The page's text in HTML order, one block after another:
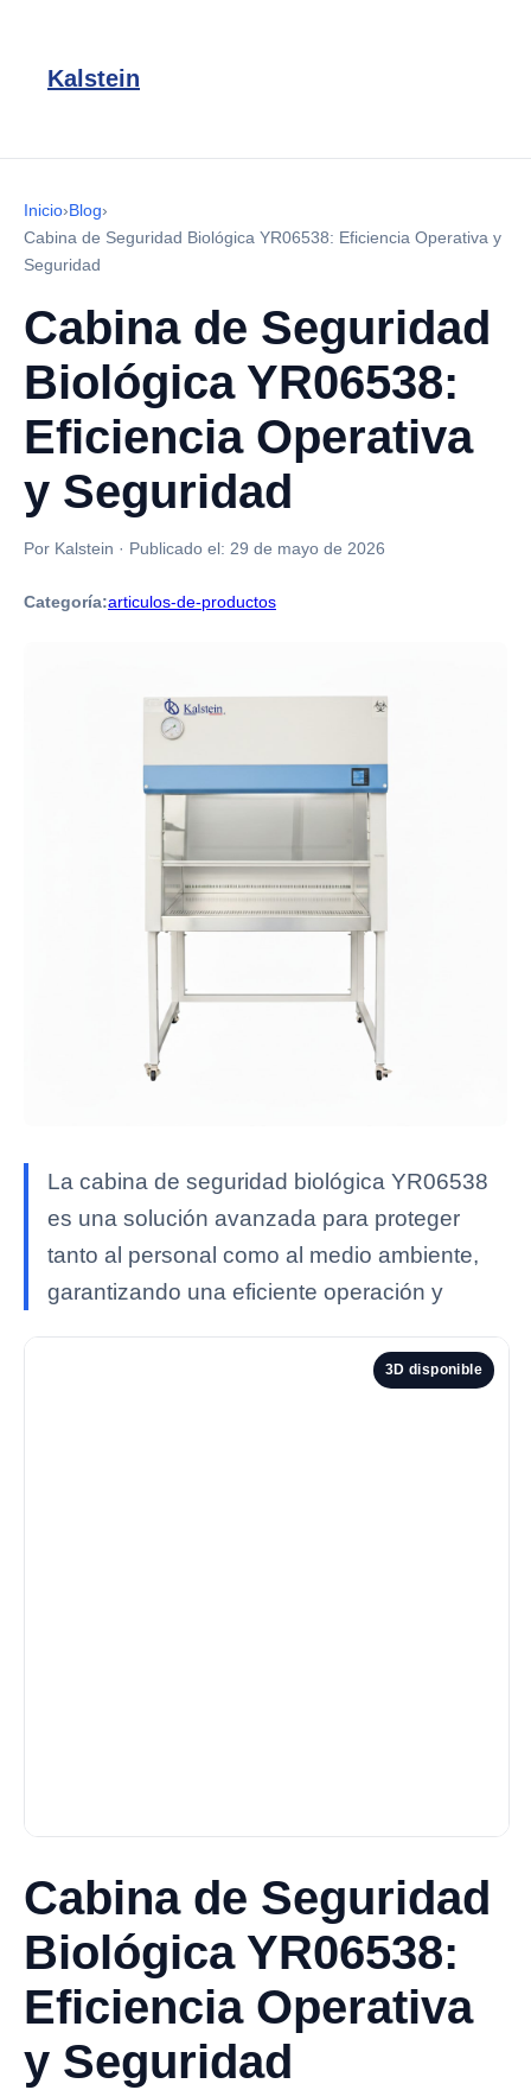
Kalstein
Inicio›Blog›
Cabina de Seguridad Biológica YR06538: Eficiencia Operativa y
Seguridad
Cabina de Seguridad
Biológica YR06538:
Eficiencia Operativa
y Seguridad
Por Kalstein · Publicado el: 29 de mayo de 2026
Categoría:articulos-de-productos
La cabina de seguridad biológica YR06538
es una solución avanzada para proteger
tanto al personal como al medio ambiente,
garantizando una eficiente operación y
3D disponible
Cabina de Seguridad
Biológica YR06538:
Eficiencia Operativa
y Seguridad